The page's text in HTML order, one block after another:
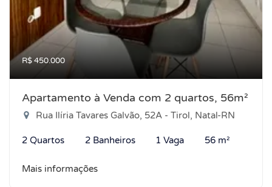
R$ 450.000
Apartamento à Venda com 2 quartos, 56m²
Rua Ilíria Tavares Galvão, 52A - Tirol, Natal-RN
2 Quartos 2 Banheiros 1 Vaga 56 m²
Mais informações